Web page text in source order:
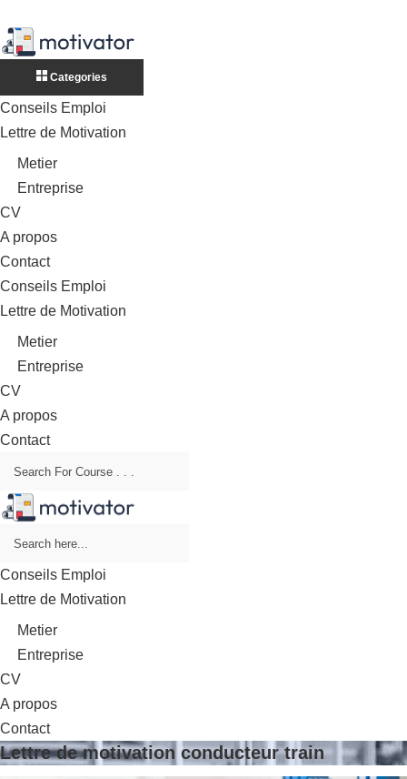
Categories
Conseils Emploi
Lettre de Motivation
Metier
Entreprise
CV
A propos
Contact
Conseils Emploi
Lettre de Motivation
Metier
Entreprise
CV
A propos
Contact
Conseils Emploi
Lettre de Motivation
Metier
Entreprise
CV
A propos
Contact
Lettre de motivation conducteur train